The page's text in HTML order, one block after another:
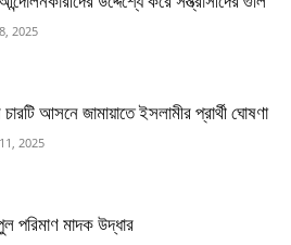
2025
চারটি আসনে জামায়াতে ইসলামীর প্রার্থী ঘোষণা
2025
পরিমাণ মাদক উদ্ধার